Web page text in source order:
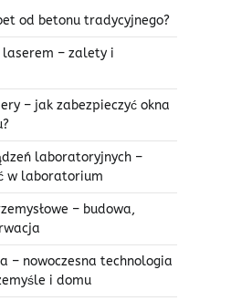
od betonu tradycyjnego?
laserem – zalety i
– jak zabezpieczyć okna
laboratoryjnych –
w laboratorium
– budowa,
– nowoczesna technologia
i domu